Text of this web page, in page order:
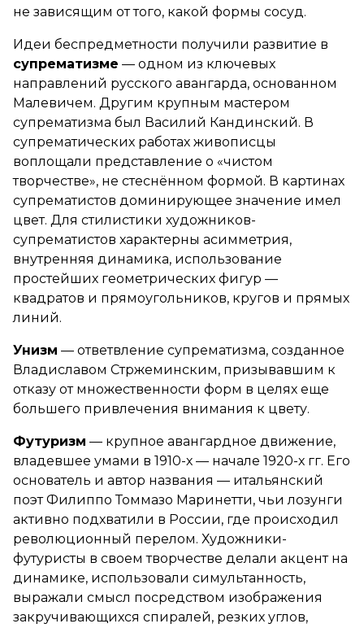
не зависящим от того, какой формы сосуд.
Идеи беспредметности получили развитие в
супрематизме — одном из ключевых
направлений русского авангарда, основанном
Малевичем. Другим крупным мастером
супрематизма был Василий Кандинский. В
супрематических работах живописцы
воплощали представление о «чистом
творчестве», не стеснённом формой. В картинах
супрематистов доминирующее значение имел
цвет. Для стилистики художников-
супрематистов характерны асимметрия,
внутренняя динамика, использование
простейших геометрических фигур —
квадратов и прямоугольников, кругов и прямых
линий.
Унизм — ответвление супрематизма, созданное
Владиславом Стржеминским, призывавшим к
отказу от множественности форм в целях еще
большего привлечения внимания к цвету.
Футуризм — крупное авангардное движение,
владевшее умами в 1910-х — начале 1920-х гг. Его
основатель и автор названия — итальянский
поэт Филиппо Томмазо Маринетти, чьи лозунги
активно подхватили в России, где происходил
революционный перелом. Художники-
футуристы в своем творчестве делали акцент на
динамике, использовали симультанность,
выражали смысл посредством изображения
закручивающихся спиралей, резких углов,